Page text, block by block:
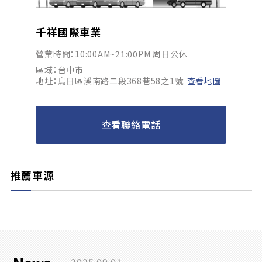
千祥國際車業
營業時間：10:00AM~21:00PM 周日公休
區域：台中市
地址：烏日區溪南路二段368巷58之1號 查看地圖
查看聯絡電話
推薦車源